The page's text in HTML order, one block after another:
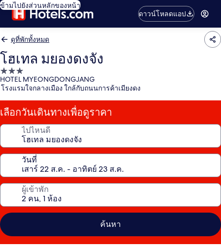
ข้ามไปยังส่วนหลักของหน้า
ดาวน์โหลดแอป
ดูที่พักทั้งหมด
โฮเทล มยองดงจัง
ที่พัก
3.0
HOTEL MYEONGDONGJANG
โรงแรมใจกลางเมือง ใกล้กับถนนการค้าเมียงดง
เลือกวันเดินทางเพื่อดูราคา
ไปไหนดี
วันที่
ผู้เข้าพัก
ค้นหา